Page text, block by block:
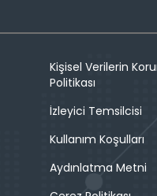
Kişisel Verilerin
Politikası
İzleyici Temsilcisi
Kullanım Koşulları
Aydınlatma Metni